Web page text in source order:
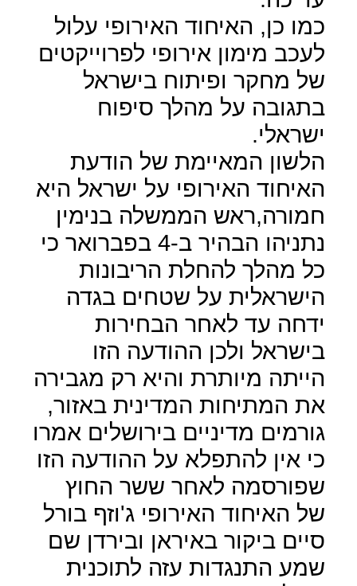
כמו כן, האיחוד האירופי עלול
לעכב מימון אירופי לפרוייקטים
של מחקר ופיתוח בישראל
בתגובה על מהלך סיפוח
ישראלי.
הלשון המאיימת של הודעת
האיחוד האירופי על ישראל היא
חמורה,ראש הממשלה בנימין
נתניהו הבהיר ב-4 בפברואר כי
כל מהלך להחלת הריבונות
הישראלית על שטחים בגדה
ידחה עד לאחר הבחירות
בישראל ולכן ההודעה הזו
הייתה מיותרת והיא רק מגבירה
את המתיחות המדינית באזור,
גורמים מדיניים בירושלים אמרו
כי אין להתפלא על ההודעה הזו
שפורסמה לאחר ששר החוץ
של האיחוד האירופי ג'וזף בורל
סיים ביקור באיראן ובירדן שם
שמע התנגדות עזה לתוכנית